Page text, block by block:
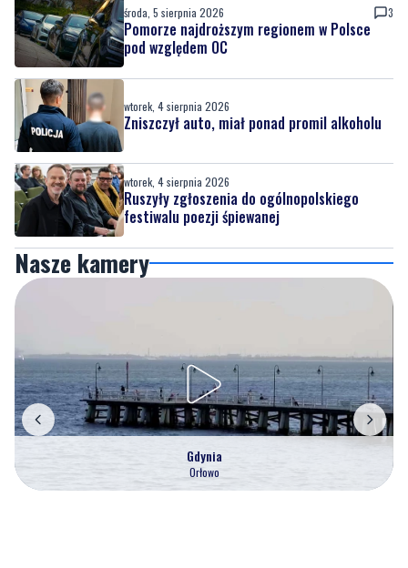
środa, 5 sierpnia 2026 3
Pomorze najdroższym regionem w Polsce
pod względem OC
wtorek, 4 sierpnia 2026
Zniszczył auto, miał ponad promil alkoholu
wtorek, 4 sierpnia 2026
Ruszyły zgłoszenia do ogólnopolskiego
festiwalu poezji śpiewanej
Nasze kamery
Gdynia
Orłowo